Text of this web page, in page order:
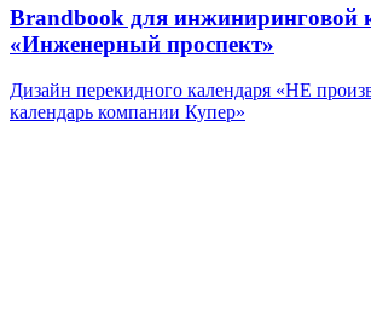
Brandbook для инжиниринговой
«Инженерный проспект»
Дизайн перекидного календаря «НЕ
календарь компании Купер»